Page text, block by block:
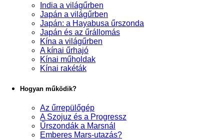
India a világűrben
Japán a világűrben
Japán: a Hayabusa űrszonda
Japán és az űrállomás
Kína a világűrben
A kínai űrhajó
Kínai műholdak
Kínai rakéták
Hogyan működik?
Az űrrepülőgép
A Szojuz és a Progressz
Űrszondák a Marsnál
Emberes Mars-utazás?